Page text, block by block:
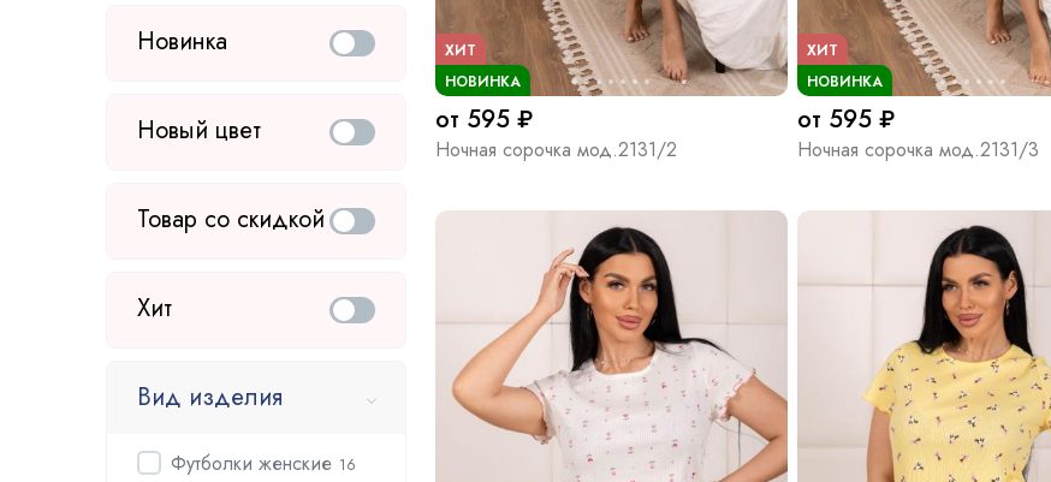
Новинка
Новый цвет
Товар со скидкой
Хит
Вид изделия
Футболки женские 16
ХИТ
НОВИНКА
от 595 ₽
Ночная сорочка мод.2131/2
ХИТ
НОВИНКА
от 595 ₽
Ночная сорочка мод.2131/3